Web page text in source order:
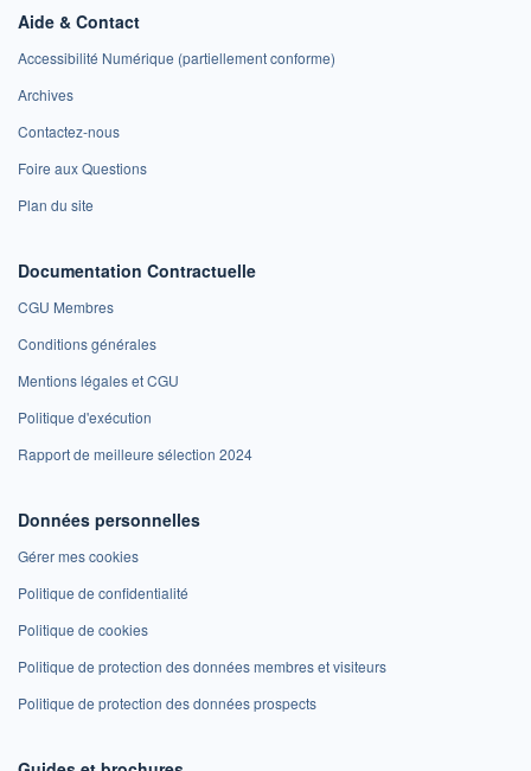
Aide & Contact
Accessibilité Numérique (partiellement conforme)
Archives
Contactez-nous
Foire aux Questions
Plan du site
Documentation Contractuelle
CGU Membres
Conditions générales
Mentions légales et CGU
Politique d'exécution
Rapport de meilleure sélection 2024
Données personnelles
Gérer mes cookies
Politique de confidentialité
Politique de cookies
Politique de protection des données membres et visiteurs
Politique de protection des données prospects